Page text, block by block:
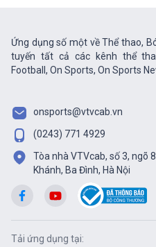
Ứng dụng số một về Thể thao,
tuyến tất cả các kênh thể
Football, On Sports, On Sports
onsports@vtvcab.vn
(0243) 771 4929
Tòa nhà VTVcab, số 3, ngõ
Khánh, Ba Đình, Hà Nội
Tải ứng dụng tại: